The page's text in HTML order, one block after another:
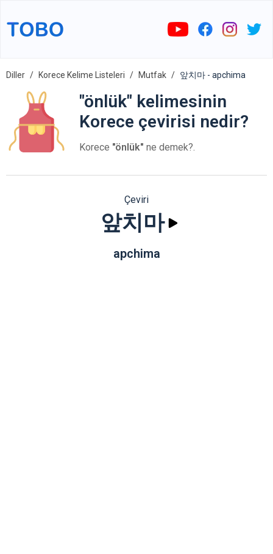
Diller Korece Kelime Listeleri Mutfak 앞치마 - apchima
"önlük" kelimesinin
Korece çevirisi nedir?
Korece "önlük" ne demek?.
Çeviri
앞치마
apchima